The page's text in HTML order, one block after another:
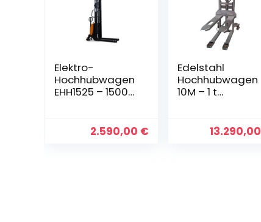
Elektro-
Hochhubwagen
EHH1525 – 1500
2.590,00 €
Edelstahl
Hochhubwagen
10M – 1 t
13.290,00